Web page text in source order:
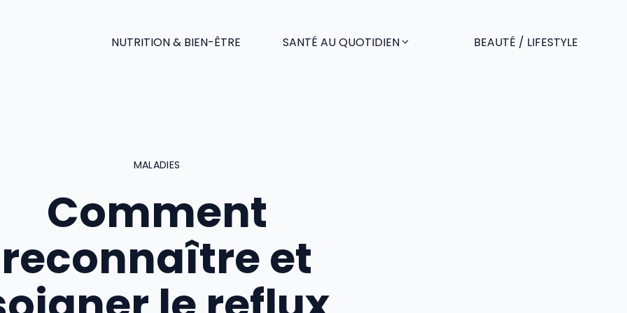
NUTRITION & BIEN-ÊTRE SANTÉ AU QUOTIDIEN BEAUTÉ / LIFESTYLE
MALADIES
Comment
reconnaître et